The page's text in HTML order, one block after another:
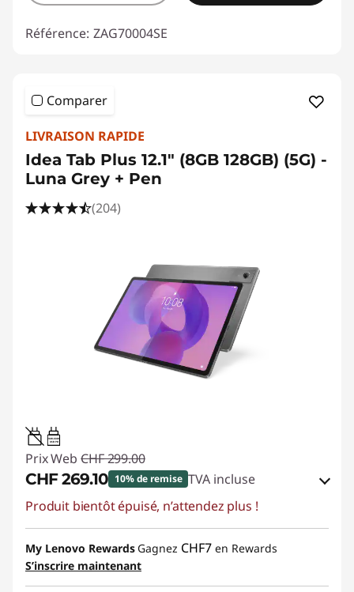
Référence: ZAG70004SE
Comparer
LIVRAISON RAPIDE
Idea Tab Plus 12.1" (8GB 128GB) (5G) -
Luna Grey + Pen
(204)
20W-60W
USB PD
Prix Web CHF 299.00
CHF 269.10 10% de remise TVA incluse
Bons de réduction en ligne :-CHF 29.90
Code de réduction :SALES
Produit bientôt épuisé, n’attendez plus !
My Lenovo Rewards Gagnez CHF7 en Rewards
S’inscrire maintenant